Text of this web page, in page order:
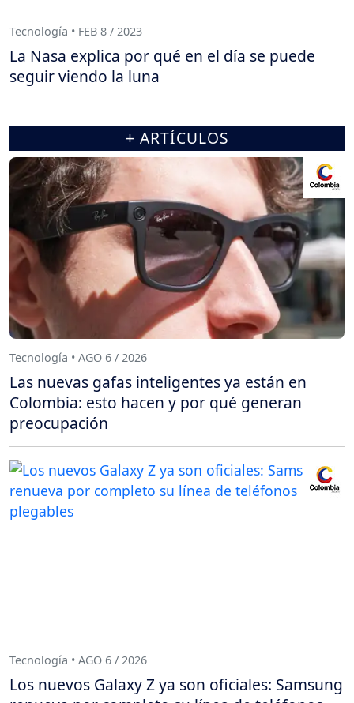
Tecnología • FEB 8 / 2023
La Nasa explica por qué en el día se puede
seguir viendo la luna
+ ARTÍCULOS
Tecnología • AGO 6 / 2026
Las nuevas gafas inteligentes ya están en
Colombia: esto hacen y por qué generan
preocupación
Tecnología • AGO 6 / 2026
Los nuevos Galaxy Z ya son oficiales: Samsung